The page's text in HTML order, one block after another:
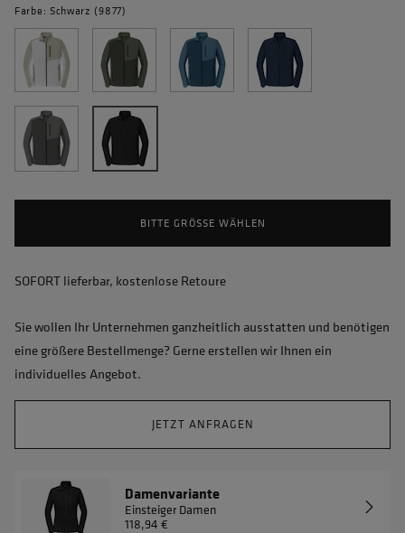
Farbe: Schwarz (9877)
BITTE GRÖSSE WÄHLEN
SOFORT lieferbar, kostenlose Retoure
Sie wollen Ihr Unternehmen ganzheitlich ausstatten und benötigen
eine größere Bestellmenge? Gerne erstellen wir Ihnen ein
individuelles Angebot.
JETZT ANFRAGEN
Damenvariante
Einsteiger Damen
118,94 €